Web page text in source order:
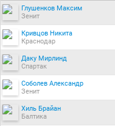
Глушенков Максим
Зенит
Кривцов Никита
Краснодар
Даку Мирлинд
Спартак
Соболев Александр
Зенит
Хиль Брайан
Балтика